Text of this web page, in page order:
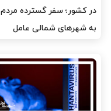
در کشور؛ سفر گسترده مردم
به شهرهای شمالی عامل
۱۰ خرداد ۱۴۰۵